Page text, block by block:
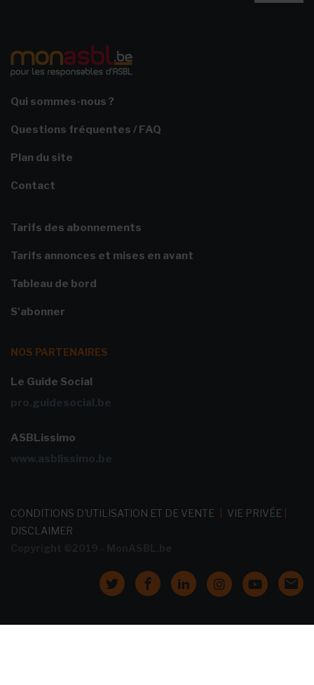
Qui sommes-nous ?
Questions fréquentes / FAQ
Plan du site
Contact
Tarifs des abonnements
Tarifs annonces et mises en avant
Tableau de bord
S'abonner
NOS PARTENAIRES
Le Guide Social
pro.guidesocial.be
ASBLissimo
www.asblissimo.be
CONDITIONS D'UTILISATION ET DE VENTE VIE PRIVÉE
DISCLAIMER